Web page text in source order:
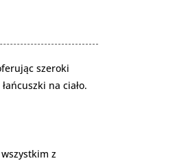
szeroki
na ciało.
z